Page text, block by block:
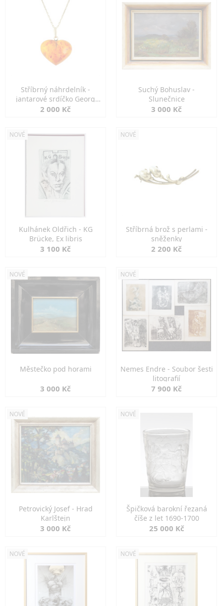
Stříbrný náhrdelník -
jantarové srdíčko Georg
Kramer
2 000 Kč
Suchý Bohuslav -
Slunečnice
3 000 Kč
NOVÉ
Kulhánek Oldřich - KG
Brücke, Ex libris
3 100 Kč
NOVÉ
Stříbrná brož s perlami -
sněženky
2 200 Kč
NOVÉ
Městečko pod horami
3 000 Kč
NOVÉ
Nemes Endre - Soubor šesti
litografií
7 900 Kč
NOVÉ
Petrovický Josef - Hrad
Karlštejn
3 000 Kč
NOVÉ
Špičková barokní řezaná
číše z let 1690-1700
25 000 Kč
NOVÉ NOVÉ